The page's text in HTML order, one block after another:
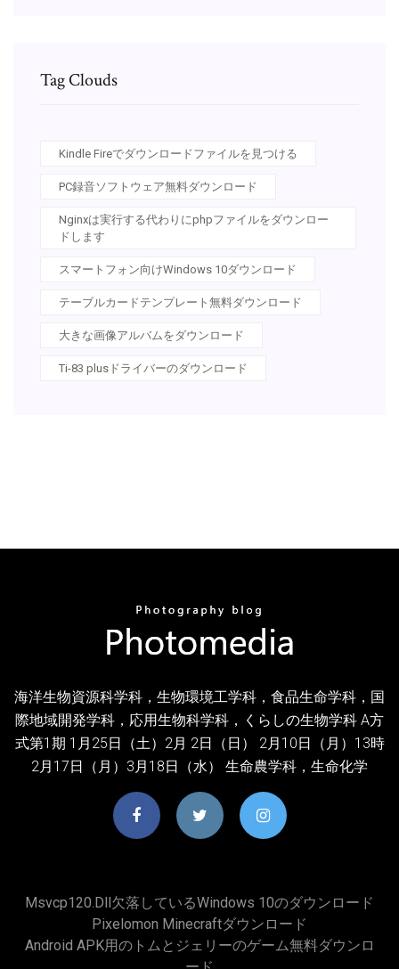
Tag Clouds
Kindle Fireでダウンロードファイルを見つける
PC録音ソフトウェア無料ダウンロード
Nginxは実行する代わりにphpファイルをダウンロー
ドします
スマートフォン向けWindows 10ダウンロード
テーブルカードテンプレート無料ダウンロード
大きな画像アルバムをダウンロード
Ti-83 plusドライバーのダウンロード
海洋生物資源科学科，生物環境工学科，食品生命学科，国
際地域開発学科，応用生物科学科，くらしの生物学科 A方
式第1期 1月25日（土）2月 2日（日） 2月10日（月）13時
2月17日（月）3月18日（水） 生命農学科，生命化学
Msvcp120.dll欠落しているWindows 10のダウンロード
Pixelomon Minecraftダウンロード
Android APK用のトムとジェリーのゲーム無料ダウンロ